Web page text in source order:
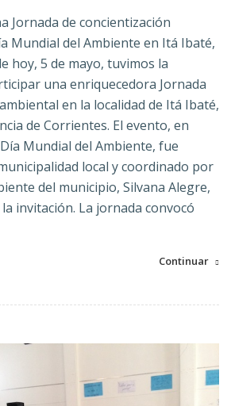
Jornada de concientización
Mundial del Ambiente en Itá Ibaté,
hoy, 5 de mayo, tuvimos la
una enriquecedora Jornada
en la localidad de Itá Ibaté,
de Corrientes. El evento, en
Mundial del Ambiente, fue
local y coordinado por
del municipio, Silvana Alegre,
invitación. La jornada convocó
Continuar